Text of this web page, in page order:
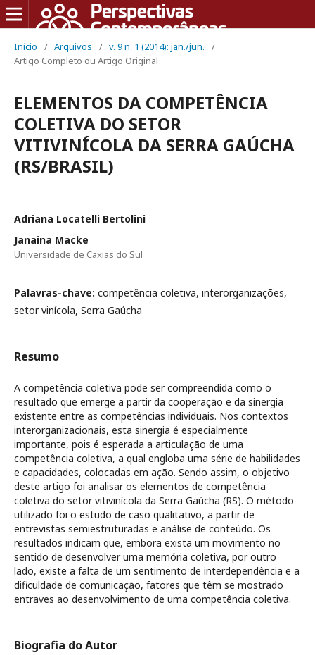
Início / Arquivos / v. 9 n. 1 (2014): jan./jun.
/
Artigo Completo ou Artigo Original
ELEMENTOS DA COMPETÊNCIA
COLETIVA DO SETOR
VITIVINÍCOLA DA SERRA GAÚCHA
(RS/BRASIL)
Adriana Locatelli Bertolini
Janaina Macke
Universidade de Caxias do Sul
Palavras-chave: competência coletiva, interorganizações,
setor vinícola, Serra Gaúcha
Resumo
A competência coletiva pode ser compreendida como o
resultado que emerge a partir da cooperação e da sinergia
existente entre as competências individuais. Nos contextos
interorganizacionais, esta sinergia é especialmente
importante, pois é esperada a articulação de uma
competência coletiva, a qual engloba uma série de habilidades
e capacidades, colocadas em ação. Sendo assim, o objetivo
deste artigo foi analisar os elementos de competência
coletiva do setor vitivinícola da Serra Gaúcha (RS). O método
utilizado foi o estudo de caso qualitativo, a partir de
entrevistas semiestruturadas e análise de conteúdo. Os
resultados indicam que, embora exista um movimento no
sentido de desenvolver uma memória coletiva, por outro
lado, existe a falta de um sentimento de interdependência e a
dificuldade de comunicação, fatores que têm se mostrado
entraves ao desenvolvimento de uma competência coletiva.
Biografia do Autor